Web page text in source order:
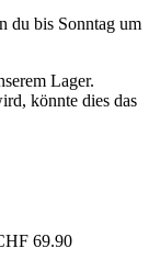
du bis Sonntag um
Lager.
könnte dies das
69.90